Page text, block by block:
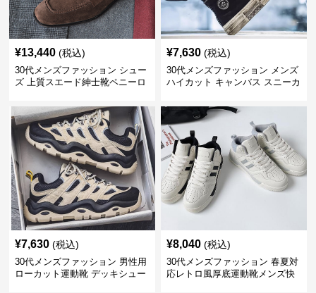
¥13,440 (税込)
30代メンズファッション シュー
ズ 上質スエード紳士靴ペニーロ
¥7,630 (税込)
30代メンズファッション メンズ
ハイカット キャンバス スニーカ
¥7,630 (税込)
30代メンズファッション 男性用
ローカット運動靴 デッキシュー
¥8,040 (税込)
30代メンズファッション 春夏対
応レトロ風厚底運動靴メンズ快